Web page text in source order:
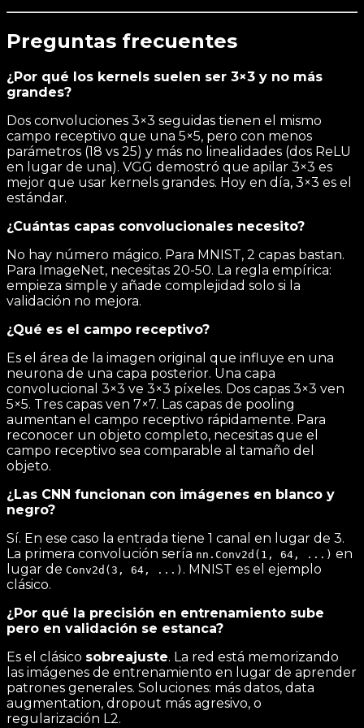
Preguntas frecuentes
¿Por qué los kernels suelen ser 3×3 y no más
grandes?
Dos convoluciones 3×3 seguidas tienen el mismo
campo receptivo que una 5×5, pero con menos
parámetros (18 vs 25) y más no linealidades (dos ReLU
en lugar de una). VGG demostró que apilar 3×3 es
mejor que usar kernels grandes. Hoy en día, 3×3 es el
estándar.
¿Cuántas capas convolucionales necesito?
No hay número mágico. Para MNIST, 2 capas bastan.
Para ImageNet, necesitas 20-50. La regla empírica:
empieza simple y añade complejidad solo si la
validación no mejora.
¿Qué es el campo receptivo?
Es el área de la imagen original que influye en una
neurona de una capa posterior. Una capa
convolucional 3×3 ve 3×3 píxeles. Dos capas 3×3 ven
5×5. Tres capas ven 7×7. Las capas de pooling
aumentan el campo receptivo rápidamente. Para
reconocer un objeto completo, necesitas que el
campo receptivo sea comparable al tamaño del
objeto.
¿Las CNN funcionan con imágenes en blanco y
negro?
Sí. En ese caso la entrada tiene 1 canal en lugar de 3.
La primera convolución sería nn.Conv2d(1, 64, ...) en
lugar de Conv2d(3, 64, ...) . MNIST es el ejemplo
clásico.
¿Por qué la precisión en entrenamiento sube
pero en validación se estanca?
Es el clásico sobreajuste. La red está memorizando
las imágenes de entrenamiento en lugar de aprender
patrones generales. Soluciones: más datos, data
augmentation, dropout más agresivo, o
regularización L2.